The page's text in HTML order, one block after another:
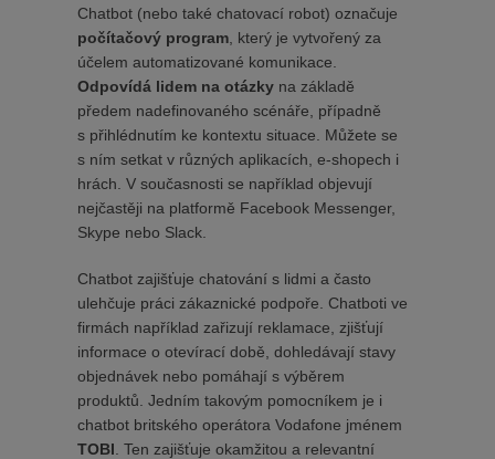
Chatbot (nebo také chatovací robot) označuje
počítačový program , který je vytvořený za
účelem automatizované komunikace.
Odpovídá lidem na otázky na základě
předem nadefinovaného scénáře, případně
s přihlédnutím ke kontextu situace. Můžete se
s ním setkat v různých aplikacích, e-shopech i
hrách. V současnosti se například objevují
nejčastěji na platformě Facebook Messenger,
Skype nebo Slack.
Chatbot zajišťuje chatování s lidmi a často
ulehčuje práci zákaznické podpoře. Chatboti ve
firmách například zařizují reklamace, zjišťují
informace o otevírací době, dohledávají stavy
objednávek nebo pomáhají s výběrem
produktů. Jedním takovým pomocníkem je i
chatbot britského operátora Vodafone jménem
TOBI . Ten zajišťuje okamžitou a relevantní